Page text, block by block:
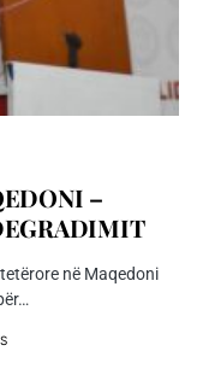
–
në Maqedoni